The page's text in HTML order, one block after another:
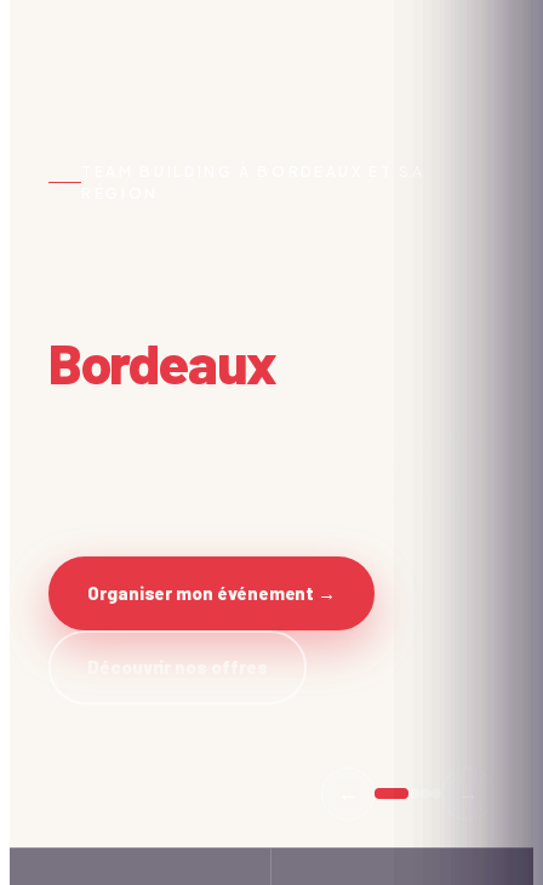
Bordeaux.
Organiser mon événement →